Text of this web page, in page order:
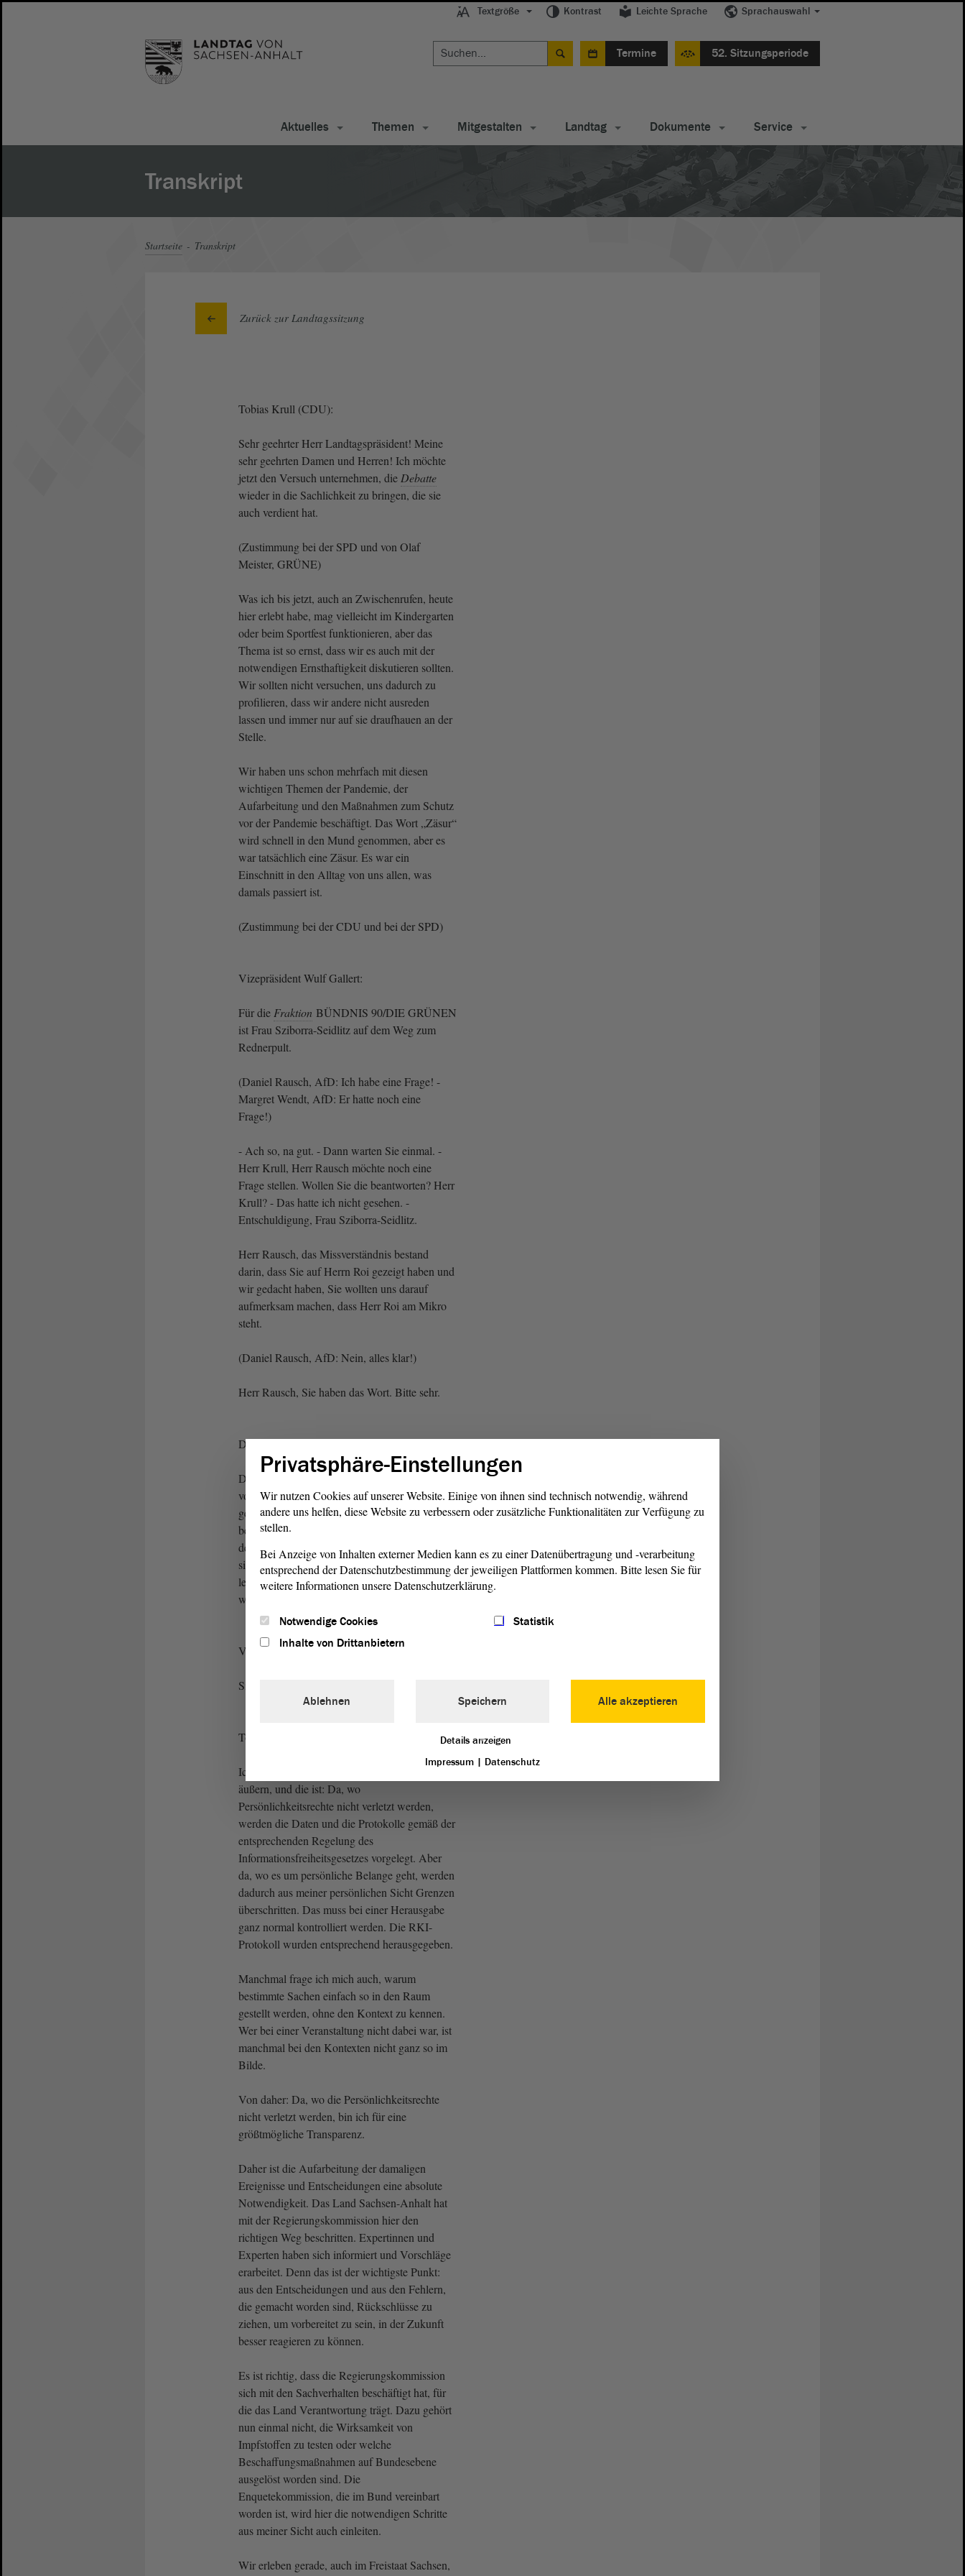
Textgröße Kontrast Leichte Sprache Sprachauswahl
Termine 52. Sitzungsperiode
Aktuelles Themen Mitgestalten Landtag Dokumente Service
Transkript
Startseite Transkript
Zurück zur Landtagssitzung
Tobias Krull (CDU):
Sehr geehrter Herr Landtagspräsident! Meine
sehr geehrten Damen und Herren! Ich möchte
jetzt den Versuch unternehmen, die Debatte
wieder in die Sachlichkeit zu bringen, die sie
auch verdient hat.
(Zustimmung bei der SPD und von Olaf
Meister, GRÜNE)
Was ich bis jetzt, auch an Zwischenrufen, heute
hier erlebt habe, mag vielleicht im Kindergarten
oder beim Sportfest funktionieren, aber das
Thema ist so ernst, dass wir es auch mit der
notwendigen Ernsthaftigkeit diskutieren sollten.
Wir sollten nicht versuchen, uns dadurch zu
profilieren, dass wir andere nicht ausreden
lassen und immer nur auf sie draufhauen an der
Stelle.
Wir haben uns schon mehrfach mit diesen
wichtigen Themen der Pandemie, der
Aufarbeitung und den Maßnahmen zum Schutz
vor der Pandemie beschäftigt. Das Wort „Zäsur“
wird schnell in den Mund genommen, aber es
war tatsächlich eine Zäsur. Es war ein
Einschnitt in den Alltag von uns allen, was
damals passiert ist.
(Zustimmung bei der CDU und bei der SPD)
Vizepräsident Wulf Gallert:
Für die Fraktion BÜNDNIS 90/DIE GRÜNEN
ist Frau Sziborra-Seidlitz auf dem Weg zum
Rednerpult.
(Daniel Rausch, AfD: Ich habe eine Frage! -
Margret Wendt, AfD: Er hatte noch eine
Frage!)
- Ach so, na gut. - Dann warten Sie einmal. -
Herr Krull, Herr Rausch möchte noch eine
Frage stellen. Wollen Sie die beantworten? Herr
Krull? - Das hatte ich nicht gesehen. -
Entschuldigung, Frau Sziborra-Seidlitz.
Herr Rausch, das Missverständnis bestand
darin, dass Sie auf Herrn Roi gezeigt haben und
wir gedacht haben, Sie wollten uns darauf
aufmerksam machen, dass Herr Roi am Mikro
steht.
(Daniel Rausch, AfD: Nein, alles klar!)
Herr Rausch, Sie haben das Wort. Bitte sehr.
Daniel Rausch (AfD):
Danke. - Sehr geehrter Herr Krull, Sie haben
von einer umfassenden Aufarbeitung
gesprochen. Darum möchte ich Sie fragen: Wie
bewerten Sie es persönlich, dass ein Großteil
der RKI-Protokolle geschwärzt ist? Werden Sie
sich dafür einsetzen, dass diese Protokolle frei
lesbar für alle Bürger einzusehen sind? Oder
was soll hier dem Bürger vorenthalten werden?
Vizepräsident Wulf Gallert:
Sie können antworten.
Tobias Krull (CDU):
Ich kann hier eine persönliche Auffassung
äußern, und die ist: Da, wo
Persönlichkeitsrechte nicht verletzt werden,
werden die Daten und die Protokolle gemäß der
entsprechenden Regelung des
Informationsfreiheitsgesetzes vorgelegt. Aber
da, wo es um persönliche Belange geht, werden
dadurch aus meiner persönlichen Sicht Grenzen
überschritten. Das muss bei einer Herausgabe
ganz normal kontrolliert werden. Die RKI-
Protokoll wurden entsprechend herausgegeben.
Manchmal frage ich mich auch, warum
bestimmte Sachen einfach so in den Raum
gestellt werden, ohne den Kontext zu kennen.
Wer bei einer Veranstaltung nicht dabei war, ist
manchmal bei den Kontexten nicht ganz so im
Bilde.
Von daher: Da, wo die Persönlichkeitsrechte
nicht verletzt werden, bin ich für eine
größtmögliche Transparenz.
Daher ist die Aufarbeitung der damaligen
Ereignisse und Entscheidungen eine absolute
Notwendigkeit. Das Land Sachsen-Anhalt hat
mit der Regierungskommission hier den
richtigen Weg beschritten. Expertinnen und
Experten haben sich informiert und Vorschläge
erarbeitet. Denn das ist der wichtigste Punkt:
aus den Entscheidungen und aus den Fehlern,
die gemacht worden sind, Rückschlüsse zu
ziehen, um vorbereitet zu sein, in der Zukunft
besser reagieren zu können.
Es ist richtig, dass die Regierungskommission
sich mit den Sachverhalten beschäftigt hat, für
die das Land Verantwortung trägt. Dazu gehört
nun einmal nicht, die Wirksamkeit von
Impfstoffen zu testen oder welche
Beschaffungsmaßnahmen auf Bundesebene
ausgelöst worden sind. Die
Enquetekommission, die im Bund vereinbart
worden ist, wird hier die notwendigen Schritte
aus meiner Sicht auch einleiten.
Wir erleben gerade, auch im Freistaat Sachsen,
Privatsphäre-Einstellungen
Wir nutzen Cookies auf unserer Website. Einige von ihnen sind technisch notwendig, während
andere uns helfen, diese Website zu verbessern oder zusätzliche Funktionalitäten zur Verfügung zu
stellen.
Bei Anzeige von Inhalten externer Medien kann es zu einer Datenübertragung und -verarbeitung
entsprechend der Datenschutzbestimmung der jeweiligen Plattformen kommen. Bitte lesen Sie für
weitere Informationen unsere Datenschutzerklärung.
Notwendige Cookies
Statistik
Inhalte von Drittanbietern
Alle akzeptieren
Ablehnen Speichern
Details anzeigen
Impressum | Datenschutz